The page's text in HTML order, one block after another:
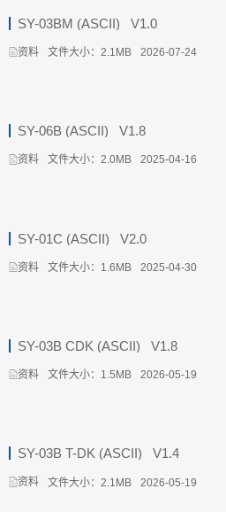
资料
SY-03BM (ASCII) _V1.0
文件大小：2.1MB 2026-07-24
资料
SY-06B (ASCII) _V1.8
文件大小：2.0MB 2025-04-16
资料
SY-01C (ASCII) _V2.0
文件大小：1.6MB 2025-04-30
资料
SY-03B CDK (ASCII) _V1.8
文件大小：1.5MB 2026-05-19
资料
SY-03B T-DK (ASCII) _V1.4
文件大小：2.1MB 2026-05-19